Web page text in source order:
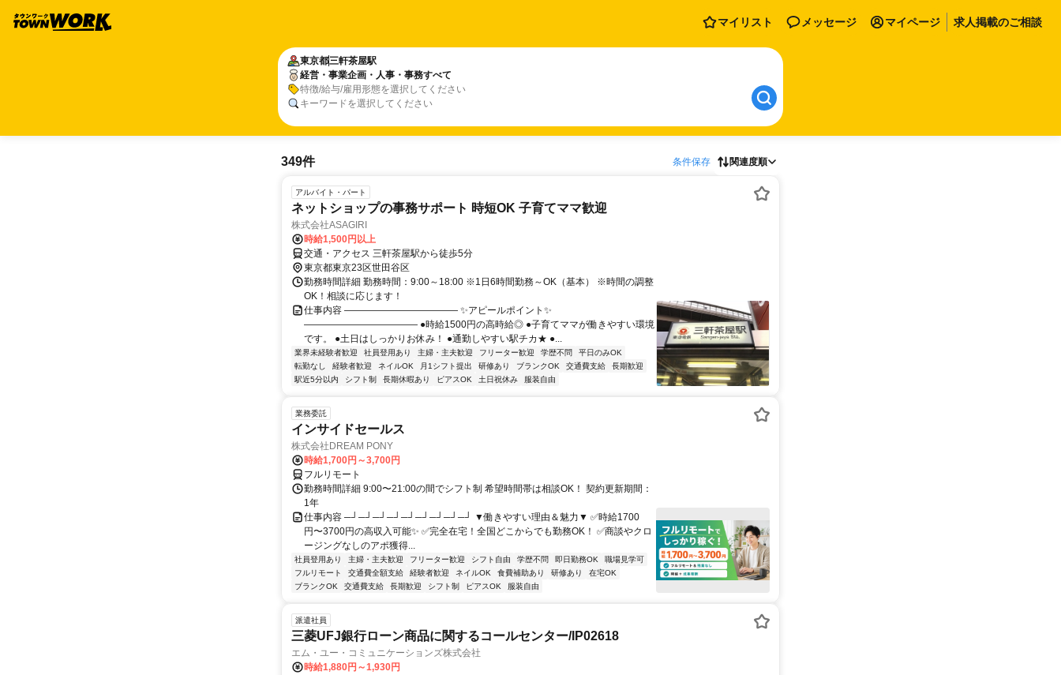
マイリスト メッセージ マイページ 求人掲載のご相談
東京都三軒茶屋駅
経営・事業企画・人事・事務すべて
特徴/給与/雇用形態を選択してください
キーワードを選択してください
349件 条件保存 関連度順
アルバイト・パート
ネットショップの事務サポート 時短OK 子育てママ歓迎
株式会社ASAGIRI
時給1,500円以上
交通・アクセス 三軒茶屋駅から徒歩5分
東京都東京23区世田谷区
勤務時間詳細 勤務時間：9:00～18:00 ※1日6時間勤務～OK（基本） ※時間の調整
OK！相談に応じます！
仕事内容 ―――――――――――― ✨アピールポイント✨
―――――――――――― ●時給1500円の高時給◎ ●子育てママが働きやすい環境
です。 ●土日はしっかりお休み！ ●通勤しやすい駅チカ★ ●...
業界未経験者歓迎 社員登用あり 主婦・主夫歓迎 フリーター歓迎 学歴不問
平日のみOK
転勤なし
経験者歓迎 ネイルOK 月1シフト提出 研修あり ブランクOK 交通費支給
長期歓迎
駅近5分以内
シフト制 長期休暇あり ピアスOK 土日祝休み 服装自由
業務委託
インサイドセールス
株式会社DREAM PONY
時給1,700円～3,700円
フルリモート
勤務時間詳細 9:00〜21:00の間でシフト制 希望時間帯は相談OK！ 契約更新期間：
1年
仕事内容 ─┘─┘─┘─┘─┘─┘─┘─┘─┘ ▼働きやすい理由＆魅力▼ ✅時給1700
円〜3700円の高収入可能✨ ✅完全在宅！全国どこからでも勤務OK！ ✅商談やクロ
ージングなしのアポ獲得...
社員登用あり 主婦・主夫歓迎 フリーター歓迎 シフト自由 学歴不問 即日勤務OK
職場見学可
フルリモート
交通費全額支給 経験者歓迎 ネイルOK 食費補助あり 研修あり
在宅OK
ブランクOK
交通費支給 長期歓迎 シフト制 ピアスOK 服装自由
派遣社員
三菱UFJ銀行ローン商品に関するコールセンター/IP02618
エム・ユー・コミュニケーションズ株式会社
時給1,880円～1,930円